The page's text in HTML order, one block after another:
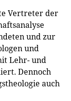
Vertreter der
und zur
und
Lehr- und
Dennoch
auch